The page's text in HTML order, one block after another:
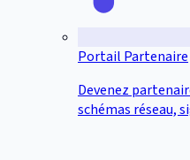
Portail Partenaire
Devenez
schémas réseau,